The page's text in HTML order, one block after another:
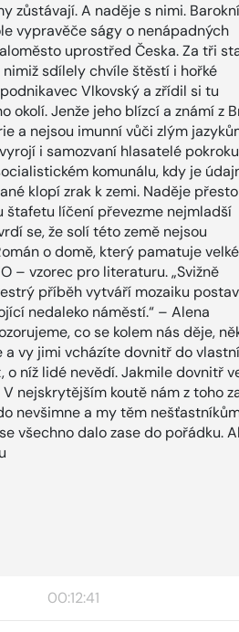
zůstávají. A naděje s nimi.
vypravěče ságy o nenápadných
uprostřed Česka. Za tři
sdílely chvíle štěstí i hořké
Vlkovský a zřídil si tu
okolí. Jenže jeho blízcí a známí z
a nejsou imunní vůči zlým
i samozvaní hlasatelé
komunálu, kdy je
klopí zrak k zemi. Naděje přesto
štafetu líčení převezme nejmladší
se, že solí této země nejsou
o domě, který pamatuje velké
– vzorec pro literaturu. „Svižně
příběh vytváří mozaiku
nedaleko náměstí.“ – Alena
co se kolem nás děje,
vy jimi vcházíte dovnitř do
níž lidé nevědí. Jakmile dovnitř
nejskrytějším koutě nám z toho
nevšimne a my těm
všechno dalo zase do pořádku.
00:12:41